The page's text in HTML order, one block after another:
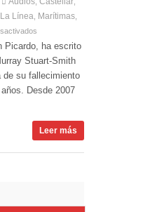
La Línea Marítimas
Picardo, ha escrito
Stuart-Smith
su fallecimiento
Desde 2007
Leer más